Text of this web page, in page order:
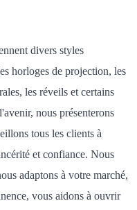
divers styles
horloges de projection, les
les réveils et certains
nous présenterons
tous les clients à
et confiance. Nous
adaptons à votre marché,
vous aidons à ouvrir